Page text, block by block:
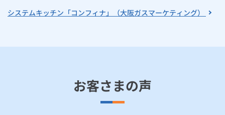
システムキッチン「コンフィナ」（大阪ガスマーケティング）
お客さまの声